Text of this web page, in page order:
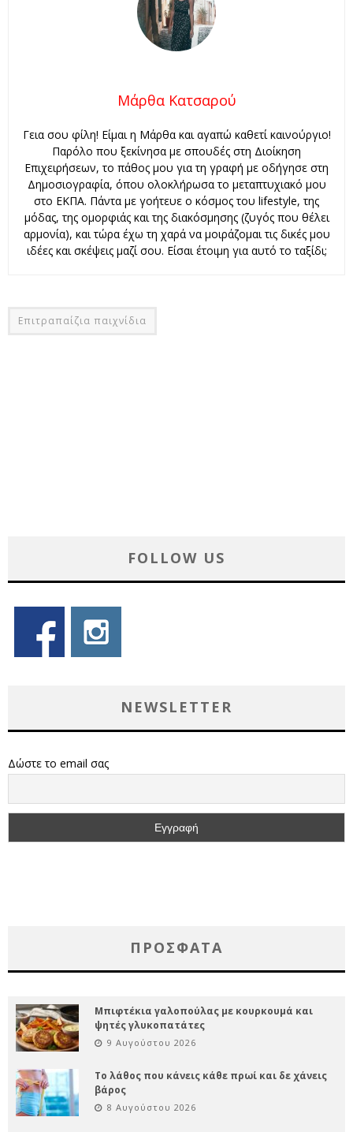
Μάρθα Κατσαρού
Γεια σου φίλη! Είμαι η Μάρθα και αγαπώ καθετί καινούργιο!
Παρόλο που ξεκίνησα με σπουδές στη Διοίκηση
Επιχειρήσεων, το πάθος μου για τη γραφή με οδήγησε στη
Δημοσιογραφία, όπου ολοκλήρωσα το μεταπτυχιακό μου
στο ΕΚΠΑ. Πάντα με γοήτευε ο κόσμος του lifestyle, της
μόδας, της ομορφιάς και της διακόσμησης (ζυγός που θέλει
αρμονία), και τώρα έχω τη χαρά να μοιράζομαι τις δικές μου
ιδέες και σκέψεις μαζί σου. Είσαι έτοιμη για αυτό το ταξίδι;
Επιτραπαίζια παιχνίδια
FOLLOW US
NEWSLETTER
Δώστε το email σας
ΠΡΌΣΦΑΤΑ
Μπιφτέκια γαλοπούλας με κουρκουμά και
ψητές γλυκοπατάτες
9 Αυγούστου 2026
Το λάθος που κάνεις κάθε πρωί και δε χάνεις
βάρος
8 Αυγούστου 2026